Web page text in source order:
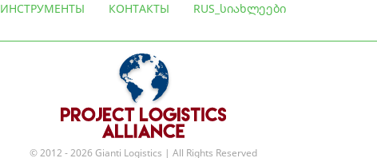
ИНСТРУМЕНТЫ
КОНТАКТЫ RUS_ᲡᲘᲐᲮᲚᲔᲔᲑᲘ
© 2012 - 2026 Gianti Logistics | All Rights Reserved